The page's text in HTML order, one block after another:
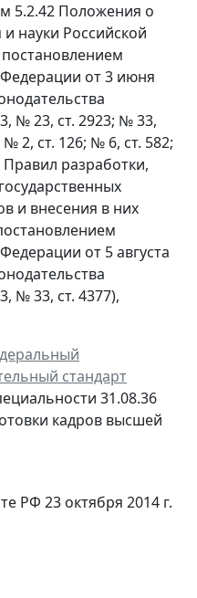
5.2.42 Положения о
науки Российской
от 3 июня
№ 23, ст. 2923; № 33,
2, ст. 126; № 6, ст. 582;
разработки,
и внесения в них
от 5 августа
№ 33, ст. 4377),
стандарт
31.08.36
кадров высшей
РФ 23 октября 2014 г.